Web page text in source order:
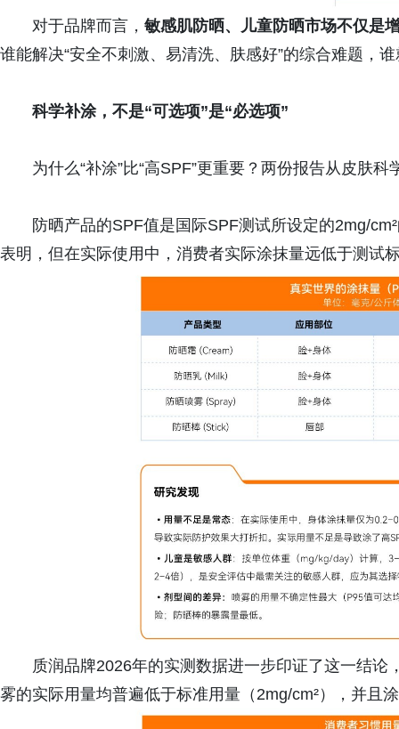
对于品牌而言， 敏感肌防晒、儿童防晒市场不仅是
谁能解决“安全不刺激、易清洗、肤感好”的综合难题，
科学补涂，不是“可选项”是“必选项”
为什么“补涂”比“高SPF”更重要？两份报告从皮肤
防晒产品的SPF值是国际SPF测试所设定的2mg/
表明，但在实际使用中，消费者实际涂抹量远低于测试
质润品牌2026年的实测数据进一步印证了这一结
雾的实际用量均普遍低于标准用量（2mg/cm²），并且